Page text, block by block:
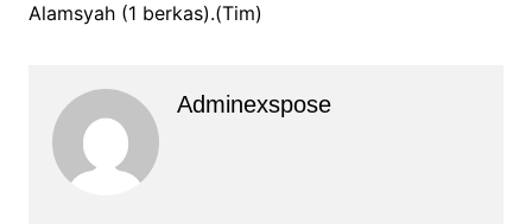
Alamsyah (1 berkas).(Tim)
Adminexspose